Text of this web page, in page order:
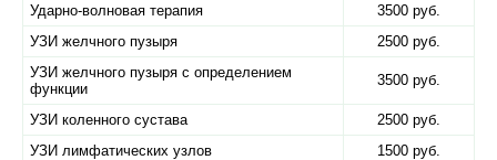
Ударно-волновая терапия
3500 руб.
УЗИ желчного пузыря
2500 руб.
УЗИ желчного пузыря с определением
функции
3500 руб.
УЗИ коленного сустава
2500 руб.
УЗИ лимфатических узлов
1500 руб.